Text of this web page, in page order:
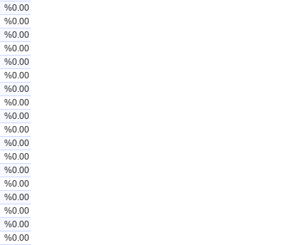
%0.00
%0.00
%0.00
%0.00
%0.00
%0.00
%0.00
%0.00
%0.00
%0.00
%0.00
%0.00
%0.00
%0.00
%0.00
%0.00
%0.00
%0.00